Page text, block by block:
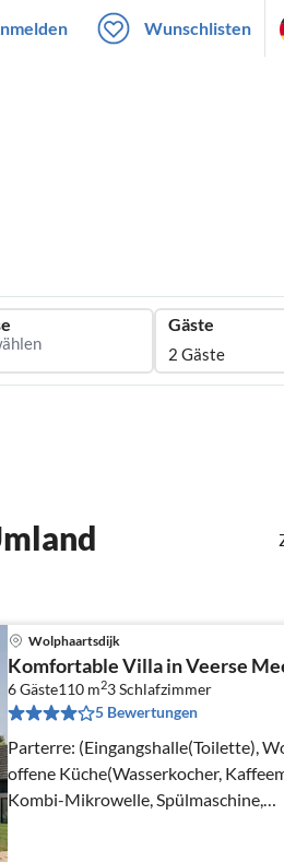
Wunschlisten
Gäste
2 Gäste
Wolphaartsdijk
Komfortable Villa in Veerse
6 Gäste110 m23Schlafzimmer
5 Bewertungen
Parterre: (Eingangshalle(Toilette),
offene Küche(Wasserkocher,
Kombi-Mikrowelle, Spülmaschine,